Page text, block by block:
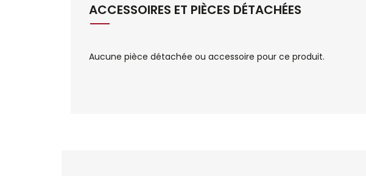
ACCESSOIRES ET PIÈCES DÉTACHÉES
Aucune pièce détachée ou accessoire pour ce produit.